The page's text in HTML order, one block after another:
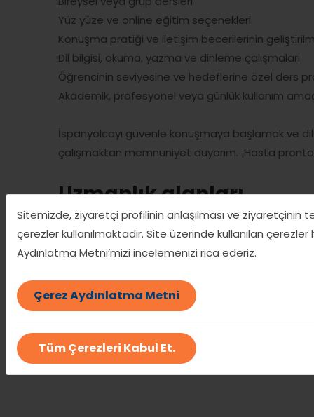
Sitemizde, ziyaretçi profilinin anlaşılması ve ziyaretçinin
çerezler kullanılmaktadır. Site üzerinde kullanılan
Aydınlatma Metni’mizi incelemenizi rica ederiz.
Çerez Aydınlatma Metni
Tüm Çerezleri Kabul Et.
Yüz yüze ve online eğitim seçenekleri
Konuşma pratiği ve iletişim becerilerinin
Dil bilgisi, okuma, yazma ve dinleme çalışmaları
Öğrencinin seviyesine ve hedeflerine özel ders
Akademik, profesyonel veya günlük kullanım
İspanyolcayı güvenle konuşmaya başlamak ve
çalışmaktan memnuniyet duyarım. ¡Hasta
Uzmanlık alanları
Dil Eğitimi Şube İspanyolca
Birebir Eğitim
Dil Eğitimi Şube
İspanyolca Grup Eğitimi